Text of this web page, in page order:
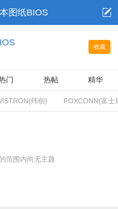
图纸BIOS
收藏
门 热帖 精华
纬创) FOXCONN(富士
范围内尚无主题